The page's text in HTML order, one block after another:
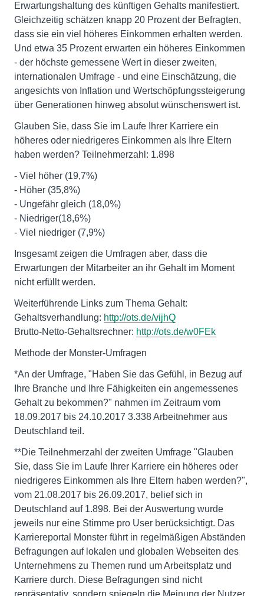
Erwartungshaltung des künftigen Gehalts manifestiert.
Gleichzeitig schätzen knapp 20 Prozent der Befragten,
dass sie ein viel höheres Einkommen erhalten werden.
Und etwa 35 Prozent erwarten ein höheres Einkommen
- der höchste gemessene Wert in dieser zweiten,
internationalen Umfrage - und eine Einschätzung, die
angesichts von Inflation und Wertschöpfungssteigerung
über Generationen hinweg absolut wünschenswert ist.
Glauben Sie, dass Sie im Laufe Ihrer Karriere ein
höheres oder niedrigeres Einkommen als Ihre Eltern
haben werden? Teilnehmerzahl: 1.898
- Viel höher (19,7%)
- Höher (35,8%)
- Ungefähr gleich (18,0%)
- Niedriger(18,6%)
- Viel niedriger (7,9%)
Insgesamt zeigen die Umfragen aber, dass die
Erwartungen der Mitarbeiter an ihr Gehalt im Moment
nicht erfüllt werden.
Weiterführende Links zum Thema Gehalt:
Gehaltsverhandlung: http://ots.de/vijhQ
Brutto-Netto-Gehaltsrechner: http://ots.de/w0FEk
Methode der Monster-Umfragen
*An der Umfrage, "Haben Sie das Gefühl, in Bezug auf
Ihre Branche und Ihre Fähigkeiten ein angemessenes
Gehalt zu bekommen?" nahmen im Zeitraum vom
18.09.2017 bis 24.10.2017 3.338 Arbeitnehmer aus
Deutschland teil.
**Die Teilnehmerzahl der zweiten Umfrage "Glauben
Sie, dass Sie im Laufe Ihrer Karriere ein höheres oder
niedrigeres Einkommen als Ihre Eltern haben werden?",
vom 21.08.2017 bis 26.09.2017, belief sich in
Deutschland auf 1.898. Bei der Auswertung wurde
jeweils nur eine Stimme pro User berücksichtigt. Das
Karriereportal Monster führt in regelmäßigen Abständen
Befragungen auf lokalen und globalen Webseiten des
Unternehmens zu Themen rund um Arbeitsplatz und
Karriere durch. Diese Befragungen sind nicht
repräsentativ, sondern spiegeln die Meinung der Nutzer